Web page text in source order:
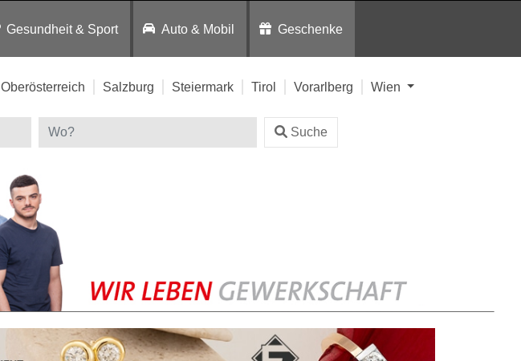
Gesundheit & Sport Auto & Mobil Geschenke
Oberösterreich Salzburg Steiermark Tirol Vorarlberg Wien
Suche